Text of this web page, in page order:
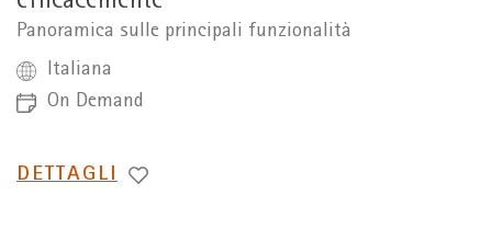
Panoramica sulle principali funzionalità
Italiana
On Demand
PASSA
DETTAGLI